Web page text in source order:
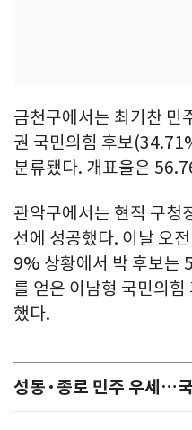
금천구에서는 최기찬 민
권 국민의힘 후보
분류됐다. 개표율은
관악구에서는 현직 구청
선에 성공했다. 이날 오
9% 상황에서 박 후보
를 얻은 이남형 국민의
했다.
성동·종로 민주 우세…